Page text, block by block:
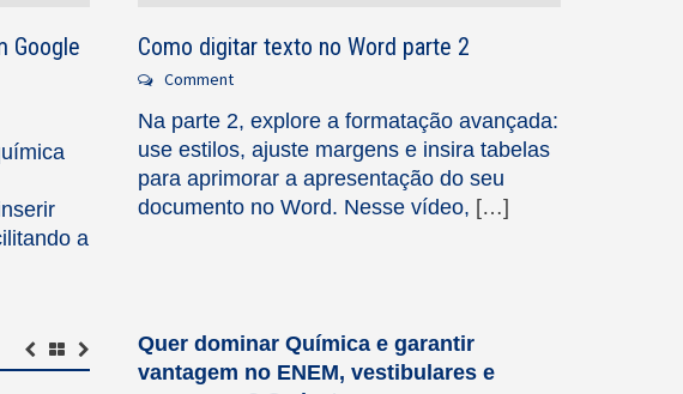
Google
a
Como digitar texto no Word parte 2
Comment
Na parte 2, explore a formatação avançada:
use estilos, ajuste margens e insira tabelas
para aprimorar a apresentação do seu
documento no Word. Nesse vídeo, […]
Quer dominar Química e garantir
vantagem no ENEM, vestibulares e